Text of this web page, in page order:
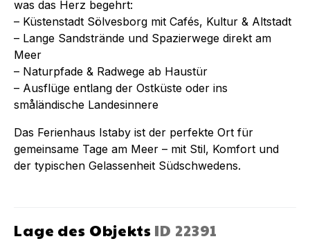
was das Herz begehrt:
– Küstenstadt Sölvesborg mit Cafés, Kultur & Altstadt
– Lange Sandstrände und Spazierwege direkt am
Meer
– Naturpfade & Radwege ab Haustür
– Ausflüge entlang der Ostküste oder ins
småländische Landesinnere
Das Ferienhaus Istaby ist der perfekte Ort für
gemeinsame Tage am Meer – mit Stil, Komfort und
der typischen Gelassenheit Südschwedens.
Lage des Objekts ID 22391